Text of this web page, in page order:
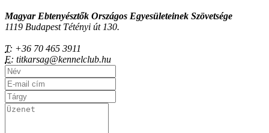
Magyar Ebtenyésztők Országos Egyesületeinek Szövetsége
1119 Budapest Tétényi út 130.
T: +36 70 465 3911
E: titkarsag@kennelclub.hu